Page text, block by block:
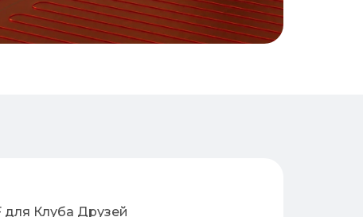
для Клуба Друзей